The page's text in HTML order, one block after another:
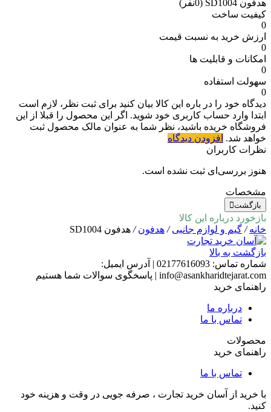
هدفون SD1004
(0نفر)
کیفیت ساخت
0
ارزش خرید به نسبت قیمت
0
امکانات و قابلیت ها
0
سهولت استفاده
0
دیدگاه خود را در باره این کالا بیان کنید برای ثبت نظر، لازم است
ابتدا وارد حساب کاربری خود شوید. اگر این محصول را قبلا از این
فروشگاه خریده باشید، نظر شما به عنوان مالک محصول ثبت
خواهد شد. افزودن دیدگاه
نظرات کاربران
هنوز بررسی‌ای ثبت نشده است.
مشخصات
بازگشت
بازخورد درباره این کالا
خانه/گیم و لوازم جانبی/هدفون/هدفون SD1004
بازگشت به بالا
شماره تماس: 02177616093
آدرس ایمیل:
info@asankharidtejarat.com
پاسخگوی سوالات شما هستیم
راهنمای خرید
درباره ما
تماس با ما
محصولات
راهنمای خرید
تماس با ما
با خرید از آسان خرید تجارت ، صرفه جویی در وقت و هزینه خود
کنید.